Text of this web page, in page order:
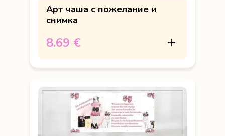
Арт чаша с пожелание и
снимка
8.69 €